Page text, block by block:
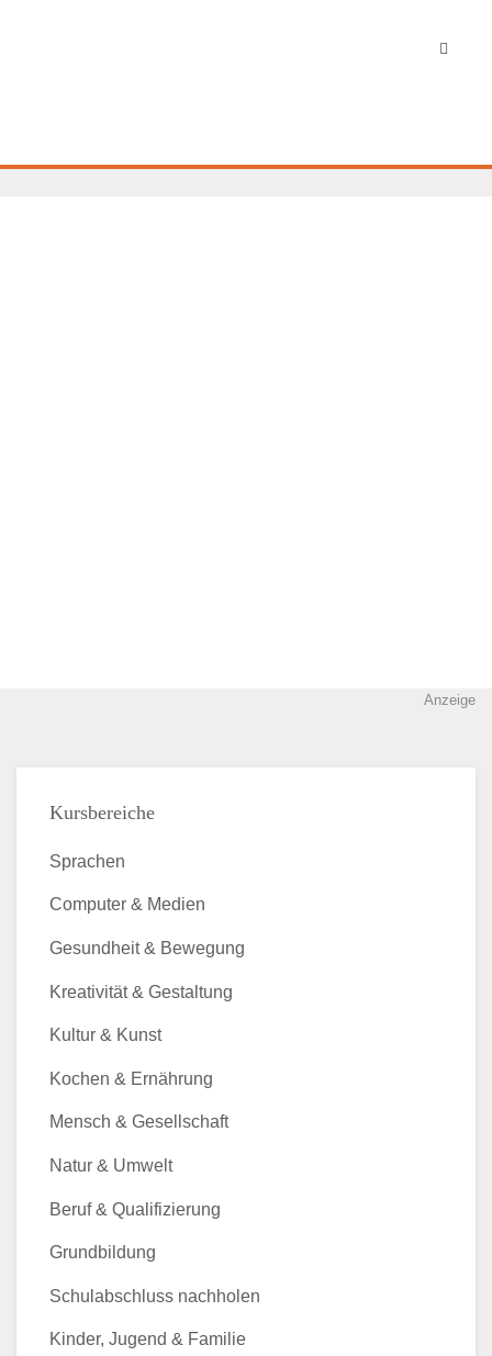
Anzeige
Kursbereiche
Sprachen
Computer & Medien
Gesundheit & Bewegung
Kreativität & Gestaltung
Kultur & Kunst
Kochen & Ernährung
Mensch & Gesellschaft
Natur & Umwelt
Beruf & Qualifizierung
Grundbildung
Schulabschluss nachholen
Kinder, Jugend & Familie